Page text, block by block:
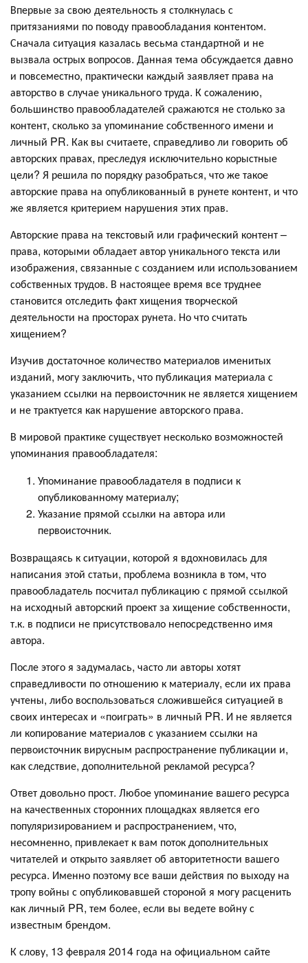
Впервые за свою деятельность я столкнулась с
притязаниями по поводу правообладания контентом.
Сначала ситуация казалась весьма стандартной и не
вызвала острых вопросов. Данная тема обсуждается давно
и повсеместно, практически каждый заявляет права на
авторство в случае уникального труда. К сожалению,
большинство правообладателей сражаются не столько за
контент, сколько за упоминание собственного имени и
личный PR. Как вы считаете, справедливо ли говорить об
авторских правах, преследуя исключительно корыстные
цели? Я решила по порядку разобраться, что же такое
авторские права на опубликованный в рунете контент, и что
же является критерием нарушения этих прав.
Авторские права на текстовый или графический контент –
права, которыми обладает автор уникального текста или
изображения, связанные с созданием или использованием
собственных трудов. В настоящее время все труднее
становится отследить факт хищения творческой
деятельности на просторах рунета. Но что считать
хищением?
Изучив достаточное количество материалов именитых
изданий, могу заключить, что публикация материала с
указанием ссылки на первоисточник не является хищением
и не трактуется как нарушение авторского права.
В мировой практике существует несколько возможностей
упоминания правообладателя:
Упоминание правообладателя в подписи к
опубликованному материалу;
Указание прямой ссылки на автора или
первоисточник.
Возвращаясь к ситуации, которой я вдохновилась для
написания этой статьи, проблема возникла в том, что
правообладатель посчитал публикацию с прямой ссылкой
на исходный авторский проект за хищение собственности,
т.к. в подписи не присутствовало непосредственно имя
автора.
После этого я задумалась, часто ли авторы хотят
справедливости по отношению к материалу, если их права
учтены, либо воспользоваться сложившейся ситуацией в
своих интересах и «поиграть» в личный PR. И не является
ли копирование материалов с указанием ссылки на
первоисточник вирусным распространение публикации и,
как следствие, дополнительной рекламой ресурса?
Ответ довольно прост. Любое упоминание вашего ресурса
на качественных сторонних площадках является его
популяризированием и распространением, что,
несомненно, привлекает к вам поток дополнительных
читателей и открыто заявляет об авторитетности вашего
ресурса. Именно поэтому все ваши действия по выходу на
тропу войны с опубликовавшей стороной я могу расценить
как личный PR, тем более, если вы ведете войну с
известным брендом.
К слову, 13 февраля 2014 года на официальном сайте